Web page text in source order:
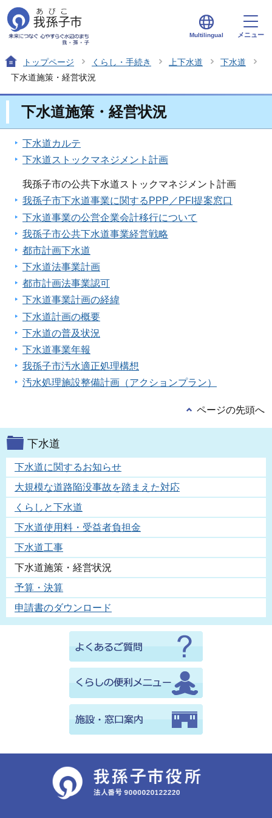
Multilingual メニュー
トップページ くらし・手続き 上下水道
下水道
下水道施策・経営状況
下水道施策・経営状況
下水道カルテ
下水道ストックマネジメント計画
我孫子市の公共下水道ストックマネジメント計画
我孫子市下水道事業に関するPPP／PFI提案窓口
下水道事業の公営企業会計移行について
我孫子市公共下水道事業経営戦略
都市計画下水道
下水道法事業計画
都市計画法事業認可
下水道事業計画の経緯
下水道計画の概要
下水道の普及状況
下水道事業年報
我孫子市汚水適正処理構想
汚水処理施設整備計画（アクションプラン）
ページの先頭へ
下水道
下水道に関するお知らせ
大規模な道路陥没事故を踏まえた対応
くらしと下水道
下水道使用料・受益者負担金
下水道工事
下水道施策・経営状況
予算・決算
申請書のダウンロード